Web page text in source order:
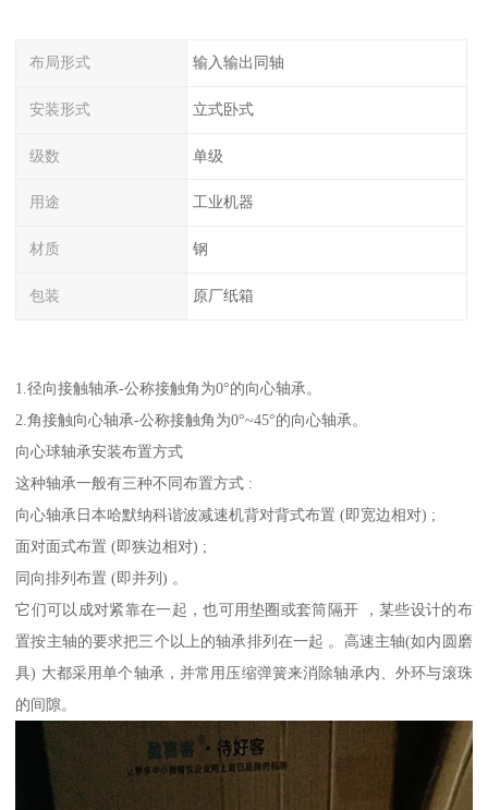
布局形式 输入输出同轴
安装形式 立式卧式
级数 单级
用途 工业机器
材质 钢
包装 原厂纸箱
1.径向接触轴承-公称接触角为0°的向心轴承。
2.角接触向心轴承-公称接触角为0°~45°的向心轴承。
向心球轴承安装布置方式
这种轴承一般有三种不同布置方式 :
向心轴承日本哈默纳科谐波减速机背对背式布置 (即宽边相对) ;
面对面式布置 (即狭边相对) ;
同向排列布置 (即并列) 。
它们可以成对紧靠在一起，也可用垫圈或套筒隔开 ，某些设计的布
置按主轴的要求把三个以上的轴承排列在一起 。高速主轴(如内圆磨
具) 大都采用单个轴承，并常用压缩弹簧来消除轴承内、外环与滚珠
的间隙。